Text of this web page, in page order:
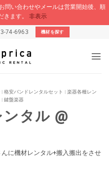
問い合わせやメールは営業開始後、順
きます。 非表示
74-6963 機材を探す
| 格安バンドレンタルセット | 楽器各種レン
| 鍵盤楽器
タル @
に機材レンタル+搬入搬出をさせ